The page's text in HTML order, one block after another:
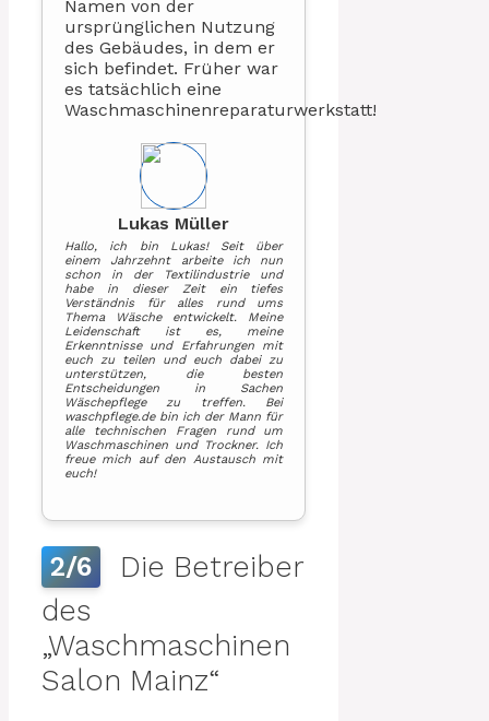
Namen von der
ursprünglichen Nutzung
des Gebäudes, in dem er
sich befindet. Früher war
es tatsächlich eine
Waschmaschinenreparaturwerkstatt!
Lukas Müller
Hallo, ich bin Lukas! Seit über
einem Jahrzehnt arbeite ich nun
schon in der Textilindustrie und
habe in dieser Zeit ein tiefes
Verständnis für alles rund ums
Thema Wäsche entwickelt. Meine
Leidenschaft ist es, meine
Erkenntnisse und Erfahrungen mit
euch zu teilen und euch dabei zu
unterstützen, die besten
Entscheidungen in Sachen
Wäschepflege zu treffen. Bei
waschpflege.de bin ich der Mann für
alle technischen Fragen rund um
Waschmaschinen und Trockner. Ich
freue mich auf den Austausch mit
euch!
2/6
Die Betreiber
des
„Waschmaschinen
Salon Mainz“